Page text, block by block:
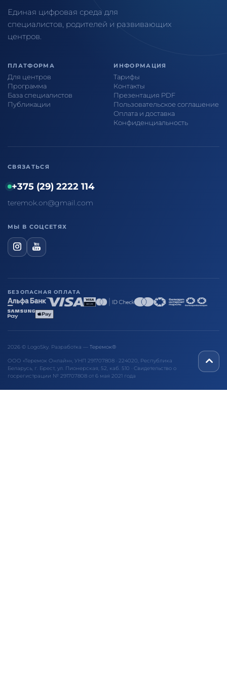
Единая цифровая среда для
специалистов, родителей и развивающих
центров.
ПЛАТФОРМА
Для центров
Программа
База специалистов
Публикации
ИНФОРМАЦИЯ
Тарифы
Контакты
Презентация PDF
Пользовательское соглашение
Оплата и доставка
Конфиденциальность
СВЯЗАТЬСЯ
+375 (29) 2222 114
teremok.on@gmail.com
МЫ В СОЦСЕТЯХ
БЕЗОПАСНАЯ ОПЛАТА
2026 © LogoSky. Разработка — Теремок®
ООО «Теремок Онлайн», УНП 291707808 · 224020, Республика
Беларусь, г. Брест, ул. Пионерская, 52, каб. 510 · Свидетельство о
госрегистрации № 291707808 от 6 мая 2021 года